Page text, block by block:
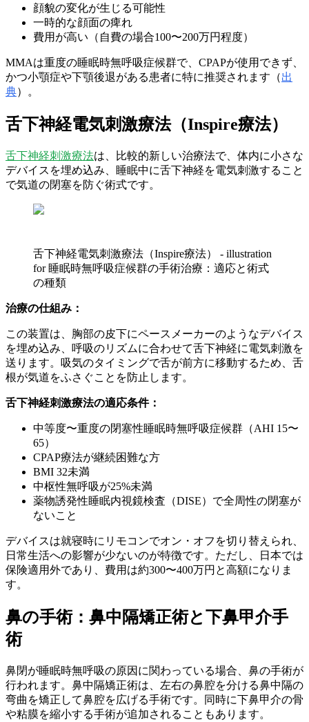
顔貌の変化が生じる可能性
一時的な顔面の痺れ
費用が高い（自費の場合100〜200万円程度）
MMAは重度の睡眠時無呼吸症候群で、CPAPが使用できず、
かつ小顎症や下顎後退がある患者に特に推奨されます（出
典）。
舌下神経電気刺激療法（Inspire療法）
舌下神経刺激療法は、比較的新しい治療法で、体内に小さな
デバイスを埋め込み、睡眠中に舌下神経を電気刺激すること
で気道の閉塞を防ぐ術式です。
舌下神経電気刺激療法（Inspire療法） - illustration
for 睡眠時無呼吸症候群の手術治療：適応と術式
の種類
治療の仕組み：
この装置は、胸部の皮下にペースメーカーのようなデバイス
を埋め込み、呼吸のリズムに合わせて舌下神経に電気刺激を
送ります。吸気のタイミングで舌が前方に移動するため、舌
根が気道をふさぐことを防止します。
舌下神経刺激療法の適応条件：
中等度〜重度の閉塞性睡眠時無呼吸症候群（AHI 15〜
65）
CPAP療法が継続困難な方
BMI 32未満
中枢性無呼吸が25%未満
薬物誘発性睡眠内視鏡検査（DISE）で全周性の閉塞が
ないこと
デバイスは就寝時にリモコンでオン・オフを切り替えられ、
日常生活への影響が少ないのが特徴です。ただし、日本では
保険適用外であり、費用は約300〜400万円と高額になりま
す。
鼻の手術：鼻中隔矯正術と下鼻甲介手
術
鼻閉が睡眠時無呼吸の原因に関わっている場合、鼻の手術が
行われます。鼻中隔矯正術は、左右の鼻腔を分ける鼻中隔の
弯曲を矯正して鼻腔を広げる手術です。同時に下鼻甲介の骨
や粘膜を縮小する手術が追加されることもあります。